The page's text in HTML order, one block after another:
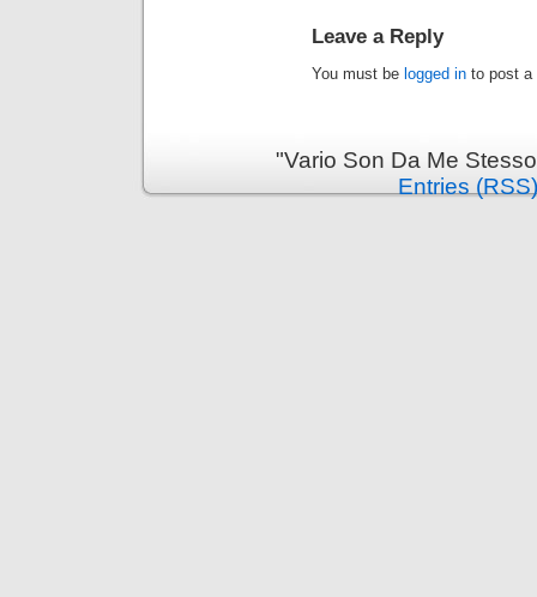
Leave a Reply
You must be logged in to post a
"Vario Son Da Me
Entries (RSS)